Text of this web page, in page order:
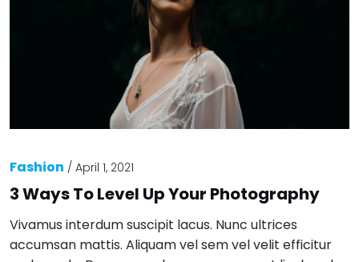
Fashion / April 1, 2021
3 Ways To Level Up Your Photography
Vivamus interdum suscipit lacus. Nunc ultrices
accumsan mattis. Aliquam vel sem vel velit efficitur